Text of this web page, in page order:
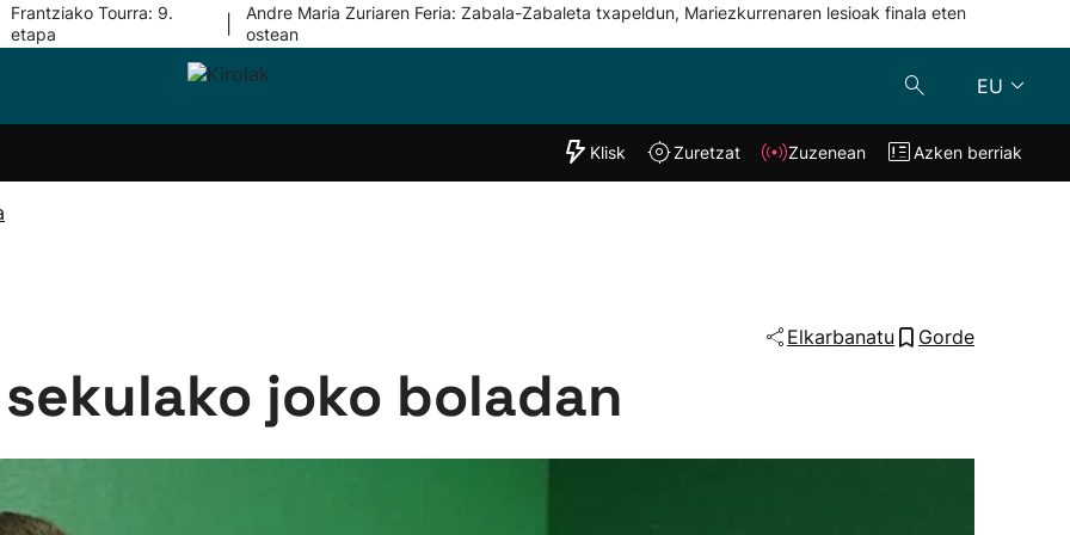
Frantziako Tourra: 9.
etapa
Andre Maria Zuriaren Feria: Zabala-Zabaleta txapeldun, Mariezkurrenaren lesioak finala eten
ostean
EU
Taldeak
"Helmuga"
Klisk Zuzenean
Klisk Zuretzat Zuzenean Azken berriak
Elkarbanatu Gorde
joko boladan